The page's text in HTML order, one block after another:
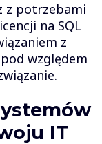
z potrzebami
na SQL
z
względem
IT